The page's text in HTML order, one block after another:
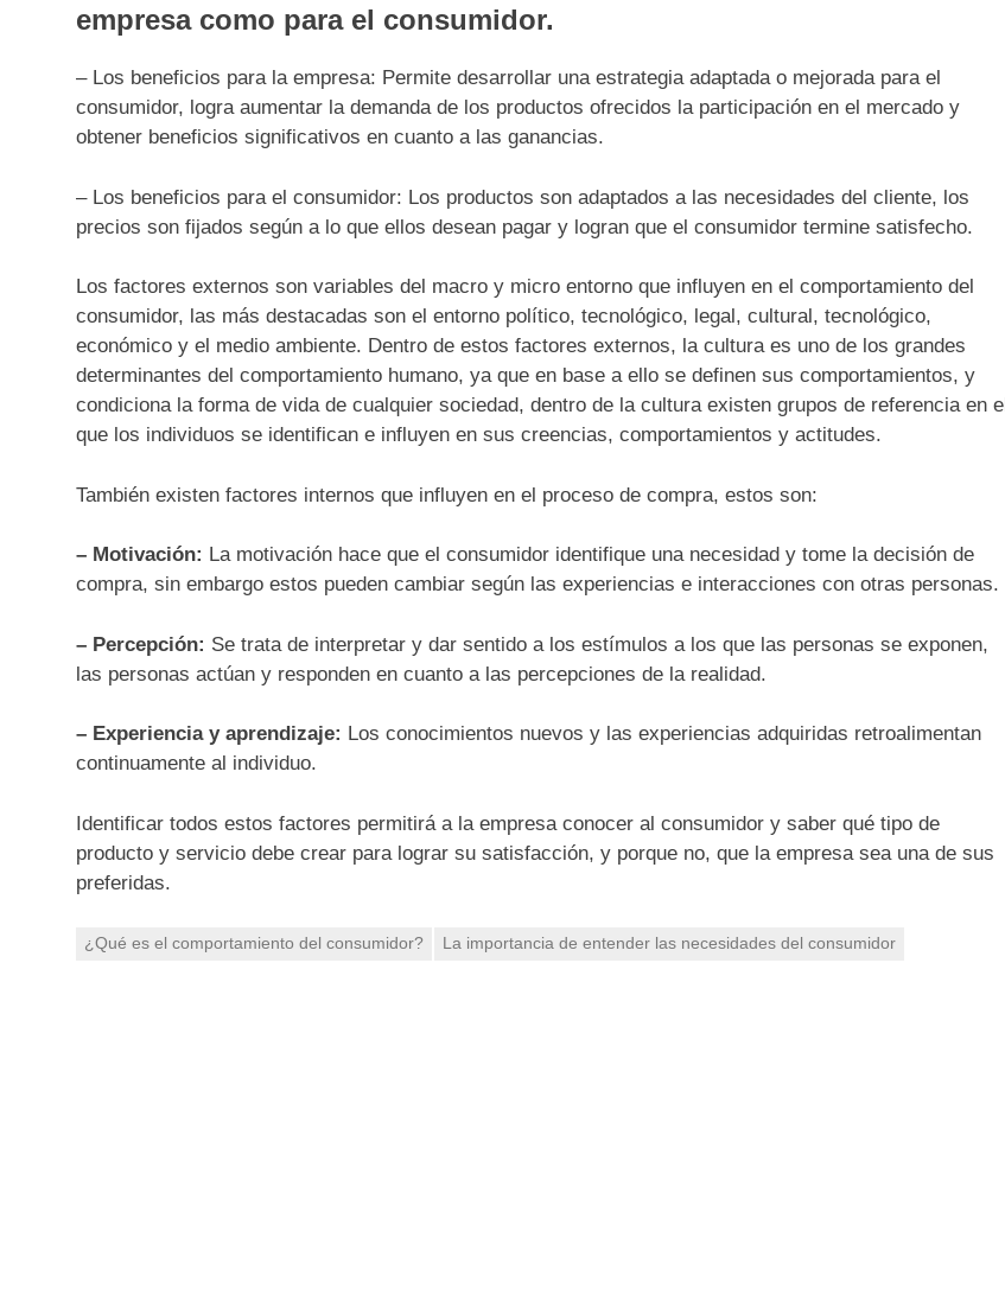
empresa como para el consumidor.
– Los beneficios para la empresa: Permite desarrollar una estrategia adaptada o mejorada para el
consumidor, logra aumentar la demanda de los productos ofrecidos la participación en el mercado y
obtener beneficios significativos en cuanto a las ganancias.
– Los beneficios para el consumidor: Los productos son adaptados a las necesidades del cliente, los
precios son fijados según a lo que ellos desean pagar y logran que el consumidor termine satisfecho.
Los factores externos son variables del macro y micro entorno que influyen en el comportamiento del
consumidor, las más destacadas son el entorno político, tecnológico, legal, cultural, tecnológico,
económico y el medio ambiente. Dentro de estos factores externos, la cultura es uno de los grandes
determinantes del comportamiento humano, ya que en base a ello se definen sus comportamientos, y
condiciona la forma de vida de cualquier sociedad, dentro de la cultura existen grupos de referencia en el
que los individuos se identifican e influyen en sus creencias, comportamientos y actitudes.
También existen factores internos que influyen en el proceso de compra, estos son:
– Motivación: La motivación hace que el consumidor identifique una necesidad y tome la decisión de
compra, sin embargo estos pueden cambiar según las experiencias e interacciones con otras personas.
– Percepción: Se trata de interpretar y dar sentido a los estímulos a los que las personas se exponen,
las personas actúan y responden en cuanto a las percepciones de la realidad.
– Experiencia y aprendizaje: Los conocimientos nuevos y las experiencias adquiridas retroalimentan
continuamente al individuo.
Identificar todos estos factores permitirá a la empresa conocer al consumidor y saber qué tipo de
producto y servicio debe crear para lograr su satisfacción, y porque no, que la empresa sea una de sus
preferidas.
¿Qué es el comportamiento del consumidor? La importancia de entender las necesidades del consumidor